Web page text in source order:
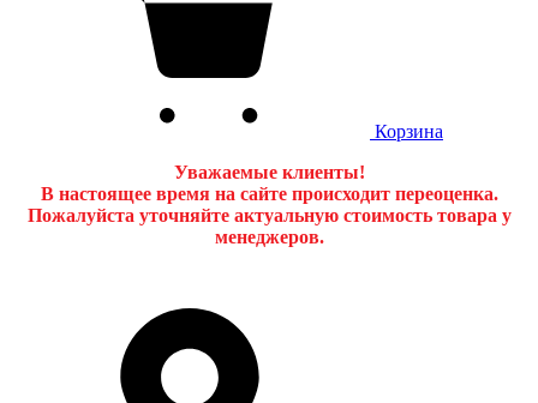
Корзина
Уважаемые клиенты!
В настоящее время на сайте происходит переоценка.
Пожалуйста уточняйте актуальную стоимость товара у
менеджеров.